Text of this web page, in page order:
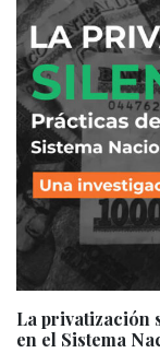
La privatización
en el Sistema